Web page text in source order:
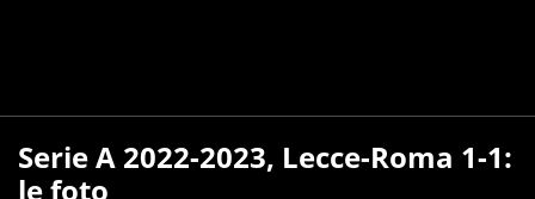
Serie A 2022-2023, Lecce-Roma 1-1:
le foto